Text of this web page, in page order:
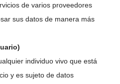
de varios proveedores
sus datos de manera más
individuo vivo que está
y es sujeto de datos